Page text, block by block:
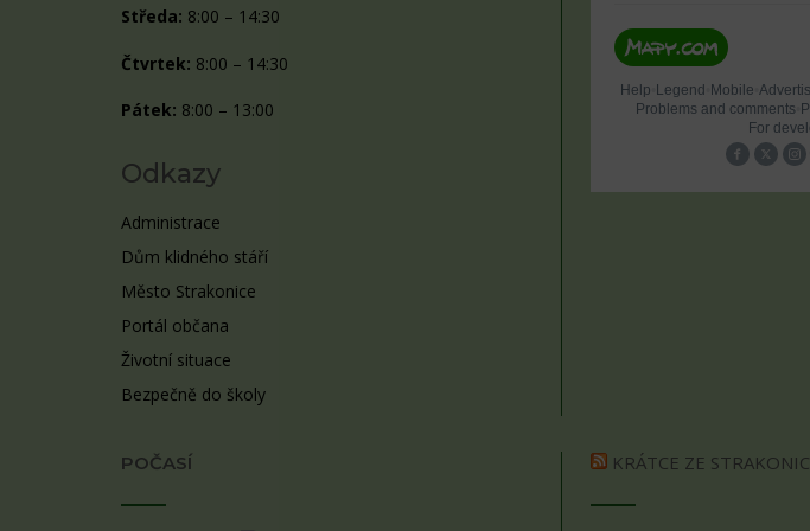
Středa: 8:00 – 14:30
Čtvrtek: 8:00 – 14:30
Pátek: 8:00 – 13:00
Odkazy
Administrace
Dům klidného stáří
Město Strakonice
Portál občana
Životní situace
Bezpečně do školy
POČASÍ KRÁTCE ZE STRAKONIC